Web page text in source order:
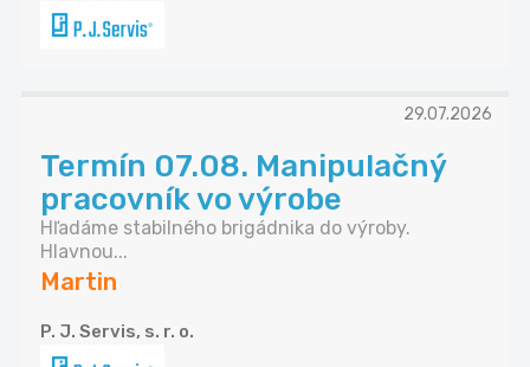
29.07.2026
Termín 07.08. Manipulačný
pracovník vo výrobe
Hľadáme stabilného brigádnika do výroby.
Hlavnou...
Martin
P. J. Servis, s. r. o.